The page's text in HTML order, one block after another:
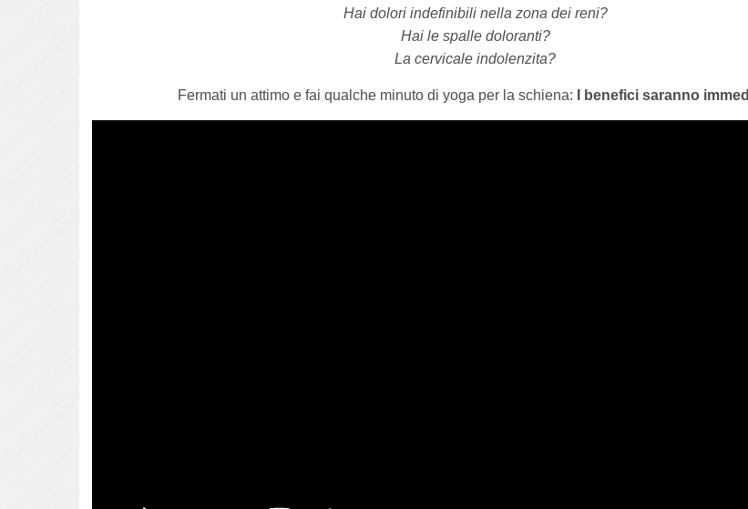
Hai dolori indefinibili nella zona dei reni?
Hai le spalle doloranti?
La cervicale indolenzita?
Fermati un attimo e fai qualche minuto di yoga per la schiena: I benefici saranno